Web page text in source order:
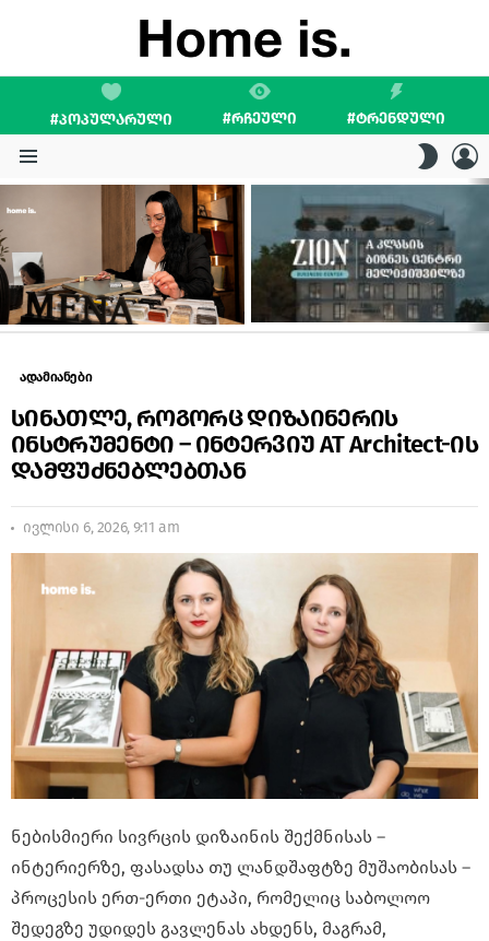
#ᲞᲝᲞᲣᲚᲐᲠᲣᲚᲘ #ᲠᲩᲔᲣᲚᲘ #ᲢᲠᲔᲜᲓᲣᲚᲘ
SKIN
STORIES
ადამიანები
სინათლე, როგორც დიზაინერის
ინსტრუმენტი – ინტერვიუ AT Architect-ის
დამფუძნებლებთან
ივლისი 6, 2026, 9:11 am
ნებისმიერი სივრცის დიზაინის შექმნისას –
ინტერიერზე, ფასადსა თუ ლანდშაფტზე მუშაობისას –
პროცესის ერთ-ერთი ეტაპი, რომელიც საბოლოო
შედეგზე უდიდეს გავლენას ახდენს, მაგრამ,